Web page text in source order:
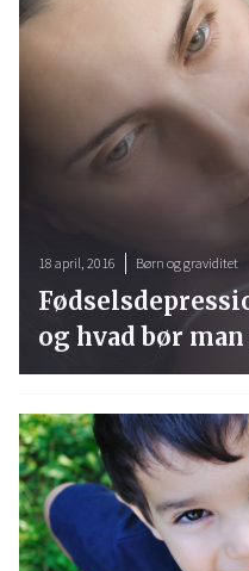
18 april, 2016 Børn og graviditet
og hvad bør